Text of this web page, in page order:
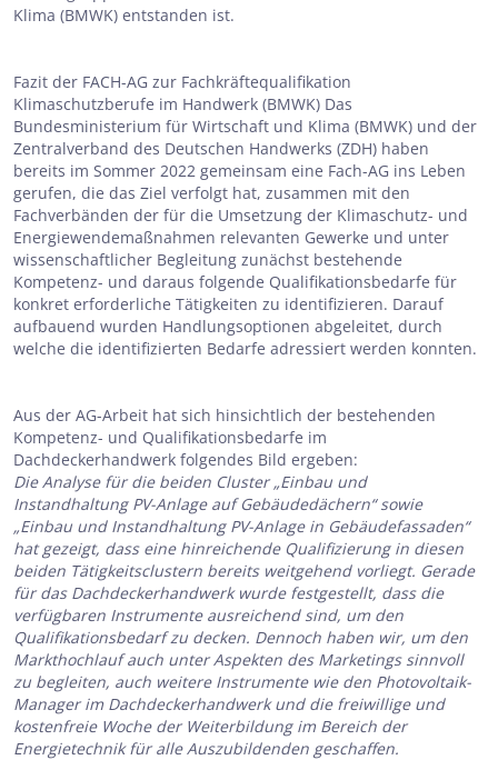
Klima (BMWK) entstanden ist.
Fazit der FACH-AG zur Fachkräftequalifikation
Klimaschutzberufe im Handwerk (BMWK) Das
Bundesministerium für Wirtschaft und Klima (BMWK) und der
Zentralverband des Deutschen Handwerks (ZDH) haben
bereits im Sommer 2022 gemeinsam eine Fach-AG ins Leben
gerufen, die das Ziel verfolgt hat, zusammen mit den
Fachverbänden der für die Umsetzung der Klimaschutz- und
Energiewendemaßnahmen relevanten Gewerke und unter
wissenschaftlicher Begleitung zunächst bestehende
Kompetenz- und daraus folgende Qualifikationsbedarfe für
konkret erforderliche Tätigkeiten zu identifizieren. Darauf
aufbauend wurden Handlungsoptionen abgeleitet, durch
welche die identifizierten Bedarfe adressiert werden konnten.
Aus der AG-Arbeit hat sich hinsichtlich der bestehenden
Kompetenz- und Qualifikationsbedarfe im
Dachdeckerhandwerk folgendes Bild ergeben:
Die Analyse für die beiden Cluster „Einbau und
Instandhaltung PV-Anlage auf Gebäudedächern“ sowie
„Einbau und Instandhaltung PV-Anlage in Gebäudefassaden“
hat gezeigt, dass eine hinreichende Qualifizierung in diesen
beiden Tätigkeitsclustern bereits weitgehend vorliegt. Gerade
für das Dachdeckerhandwerk wurde festgestellt, dass die
verfügbaren Instrumente ausreichend sind, um den
Qualifikationsbedarf zu decken. Dennoch haben wir, um den
Markthochlauf auch unter Aspekten des Marketings sinnvoll
zu begleiten, auch weitere Instrumente wie den Photovoltaik-
Manager im Dachdeckerhandwerk und die freiwillige und
kostenfreie Woche der Weiterbildung im Bereich der
Energietechnik für alle Auszubildenden geschaffen.